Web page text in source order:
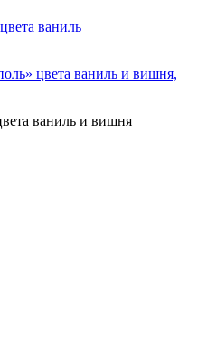
ваниль и вишня